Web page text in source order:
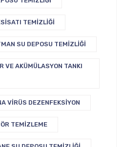
TEMIZLIĞI
SU DEPOSU TEMIZLIĞI
VE AKÜMÜLASYON TANKI
VIRÜS DEZENFEKSIYON
TEMIZLEME